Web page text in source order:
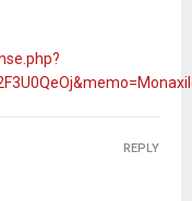
REPLY